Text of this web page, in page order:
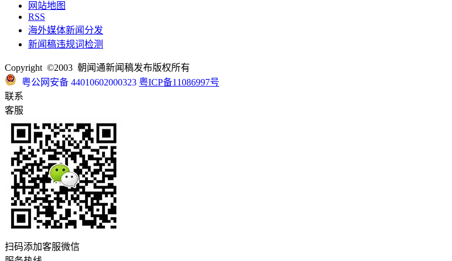
网站地图
RSS
海外媒体新闻分发
新闻稿违规词检测
Copyright ©2003 朝闻通新闻稿发布版权所有
粤公网安备 44010602000323 粤ICP备11086997号
联系
客服
扫码添加客服微信